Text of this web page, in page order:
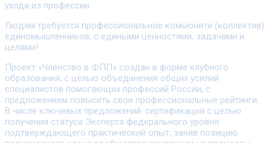
ухода из профессии.
Людям требуется профессиональное комьюнити (коллектив)
единомышленников, с едиными ценностями, задачами и
целями!
Проект «Членство в ФПП» создан в форме клубного
образования, с целью объединения общих усилий
специалистов помогающих профессий России, с
предложением повысить свои профессиональные рейтинги.
В числе ключевых предложений: сертификация с целью
получения статуса Эксперта федерального уровня
подтверждающего практический опыт; заняв позицию